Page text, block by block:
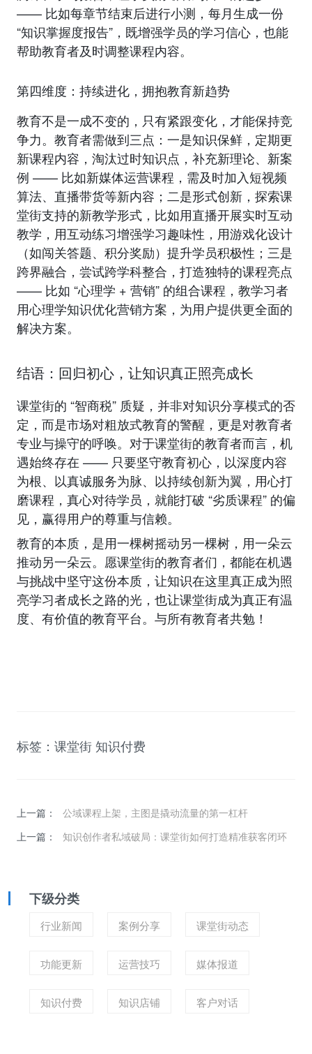
—— 比如每章节结束后进行小测，每月生成一份
“知识掌握度报告”，既增强学员的学习信心，也能
帮助教育者及时调整课程内容。
第四维度：持续进化，拥抱教育新趋势
教育不是一成不变的，只有紧跟变化，才能保持竞
争力。教育者需做到三点：一是知识保鲜，定期更
新课程内容，淘汰过时知识点，补充新理论、新案
例 —— 比如新媒体运营课程，需及时加入短视频
算法、直播带货等新内容；二是形式创新，探索课
堂街支持的新教学形式，比如用直播开展实时互动
教学，用互动练习增强学习趣味性，用游戏化设计
（如闯关答题、积分奖励）提升学员积极性；三是
跨界融合，尝试跨学科整合，打造独特的课程亮点
—— 比如 “心理学 + 营销” 的组合课程，教学习者
用心理学知识优化营销方案，为用户提供更全面的
解决方案。
结语：回归初心，让知识真正照亮成长
课堂街的 “智商税” 质疑，并非对知识分享模式的否
定，而是市场对粗放式教育的警醒，更是对教育者
专业与操守的呼唤。对于课堂街的教育者而言，机
遇始终存在 —— 只要坚守教育初心，以深度内容
为根、以真诚服务为脉、以持续创新为翼，用心打
磨课程，真心对待学员，就能打破 “劣质课程” 的偏
见，赢得用户的尊重与信赖。
教育的本质，是用一棵树摇动另一棵树，用一朵云
推动另一朵云。愿课堂街的教育者们，都能在机遇
与挑战中坚守这份本质，让知识在这里真正成为照
亮学习者成长之路的光，也让课堂街成为真正有温
度、有价值的教育平台。与所有教育者共勉！
标签： 课堂街 知识付费
上一篇：
公域课程上架，主图是撬动流量的第一杠杆
上一篇：
知识创作者私域破局：课堂街如何打造精准获客闭环
下级分类
行业新闻 案例分享 课堂街动态
功能更新 运营技巧 媒体报道
知识付费 知识店铺 客户对话